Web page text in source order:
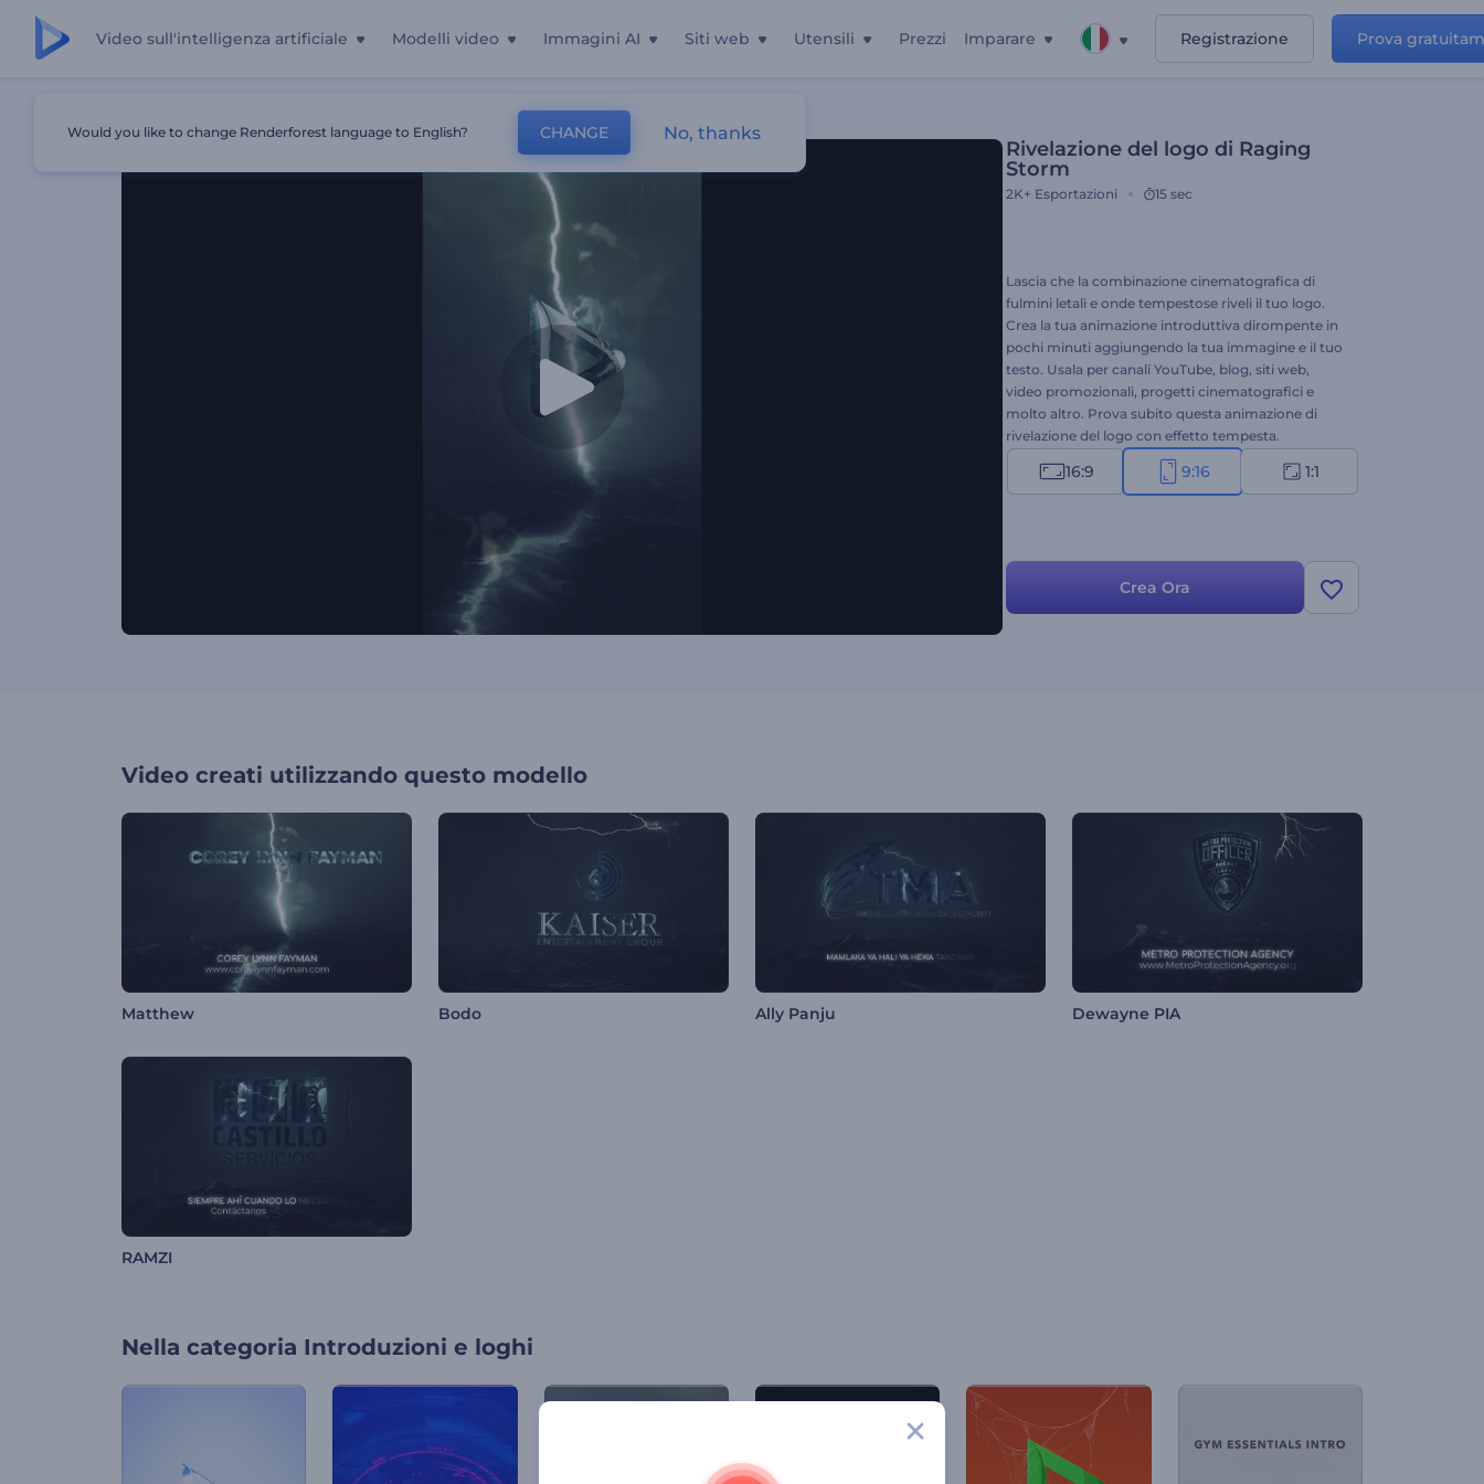
Video sull'intelligenza artificiale Modelli video Immagini AI Siti web Utensili Prezzi Imparare Registrazione Prova
Rivelazione del logo di Raging
Storm
2K+ Esportazioni 15 sec
Lascia che la combinazione cinematografica di
fulmini letali e onde tempestose riveli il tuo logo.
Crea la tua animazione introduttiva dirompente in
pochi minuti aggiungendo la tua immagine e il tuo
testo. Usala per canali YouTube, blog, siti web,
video promozionali, progetti cinematografici e
molto altro. Prova subito questa animazione di
rivelazione del logo con effetto tempesta.
16:9 9:16 1:1
Crea Ora
Video creati utilizzando questo modello
Matthew Bodo Ally Panju Dewayne PIA
RAMZI
Nella categoria Introduzioni e loghi
Would you like to change Renderforest language to English? CHANGE No, thanks